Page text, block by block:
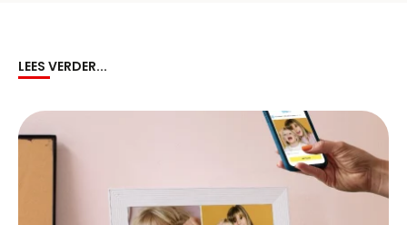
LEES VERDER...